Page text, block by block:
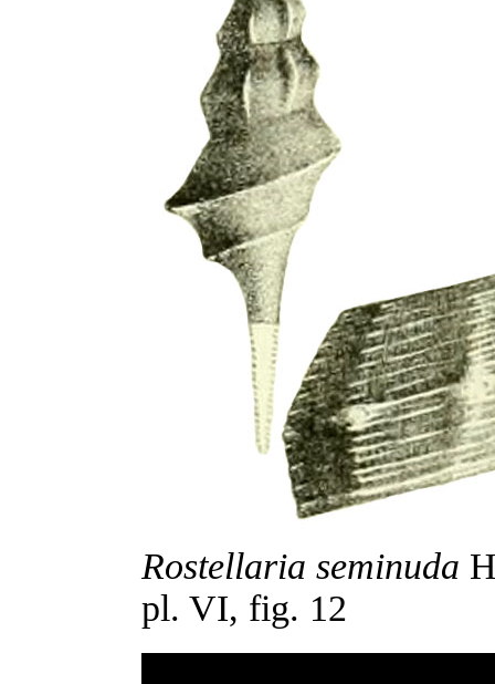
Rostellaria seminuda
pl. VI, fig. 12